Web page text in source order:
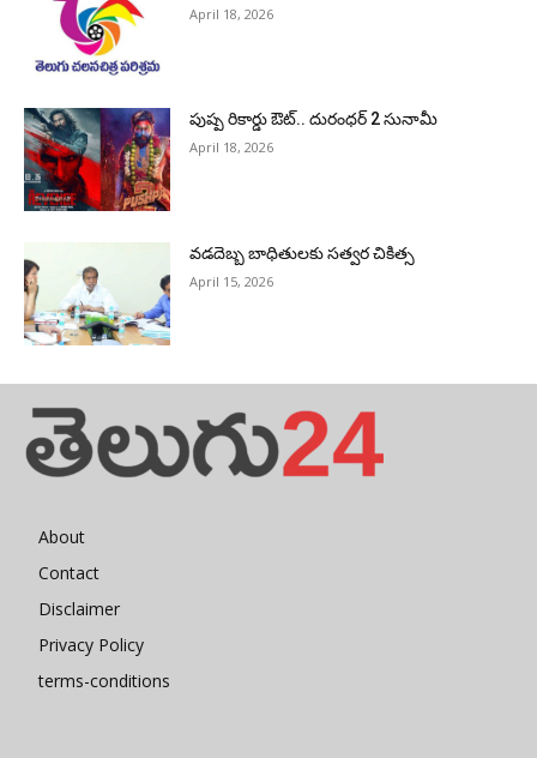
April 18, 2026
పుష్ప రికార్డు ఔట్‌.. దురంధ‌ర్ 2 సునామీ
April 18, 2026
వడదెబ్బ బాధితులకు సత్వర చికిత్స
April 15, 2026
About
Contact
Disclaimer
Privacy Policy
terms-conditions